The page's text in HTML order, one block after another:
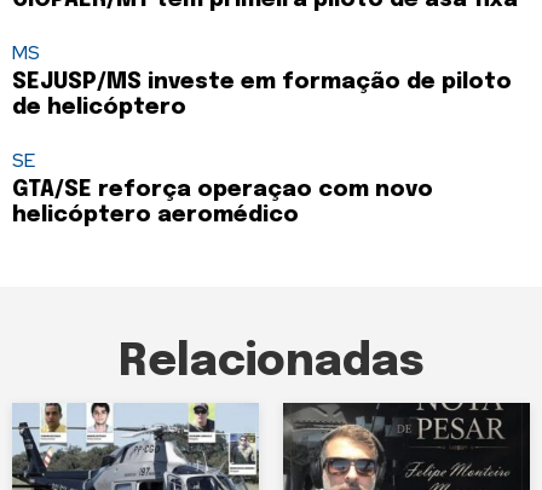
MS
SEJUSP/MS investe em formação de piloto
de helicóptero
SE
GTA/SE reforça operaçao com novo
helicóptero aeromédico
Relacionadas